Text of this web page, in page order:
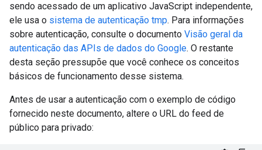
sendo acessado de um aplicativo JavaScript independente,
ele usa o sistema de autenticação tmp. Para informações
sobre autenticação, consulte o documento Visão geral da
autenticação das APIs de dados do Google. O restante
desta seção pressupõe que você conhece os conceitos
básicos de funcionamento desse sistema.
Antes de usar a autenticação com o exemplo de código
fornecido neste documento, altere o URL do feed de
público para privado: